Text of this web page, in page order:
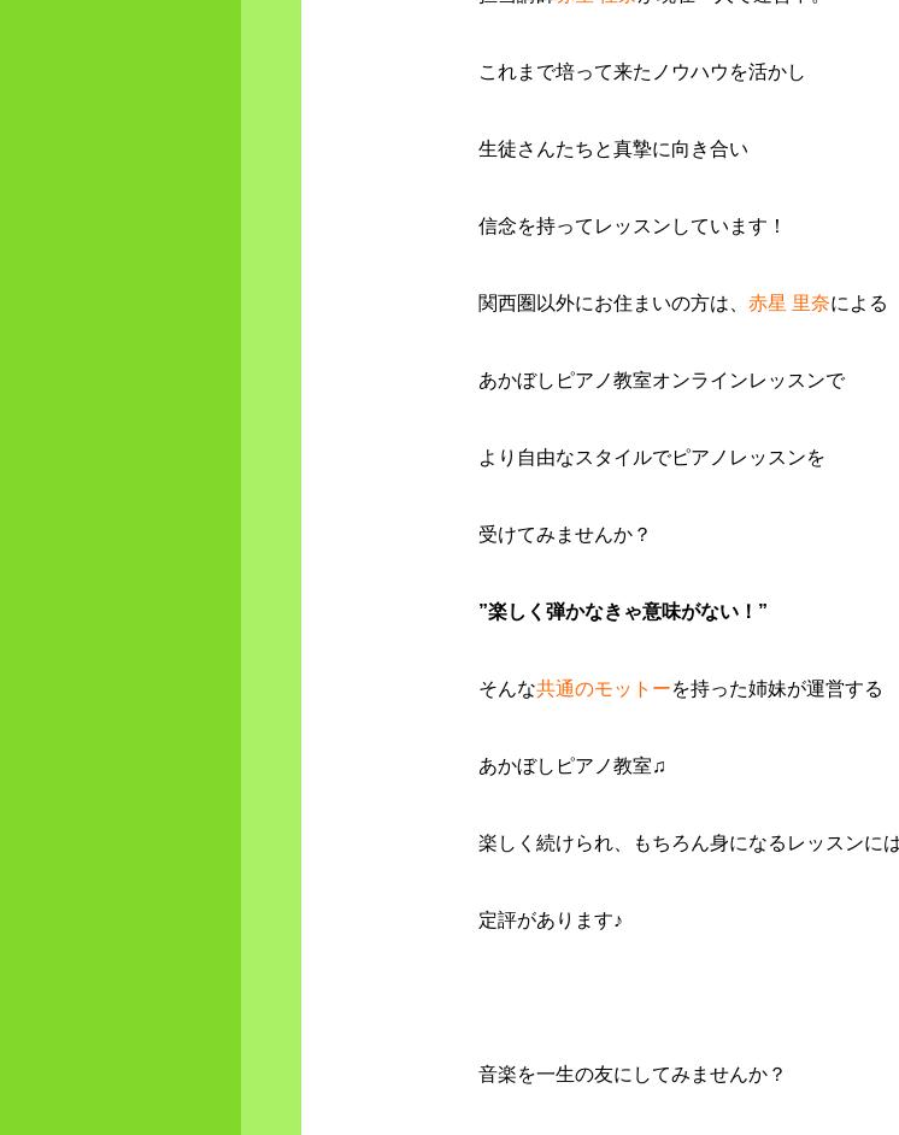
これまで培って来たノウハウを活かし
生徒さんたちと真摯に向き合い
信念を持ってレッスンしています！
関西圏以外にお住まいの方は、 赤星 里奈による
あかぼしピアノ教室オンラインレッスンで
より自由なスタイルでピアノレッスンを
受けてみませんか？
”楽しく弾かなきゃ意味がない！”
そんな共通のモットーを持った姉妹が運営する
あかぼしピアノ教室♫
楽しく続けられ、もちろん身になるレッスンに
定評があります♪
音楽を一生の友にしてみませんか？